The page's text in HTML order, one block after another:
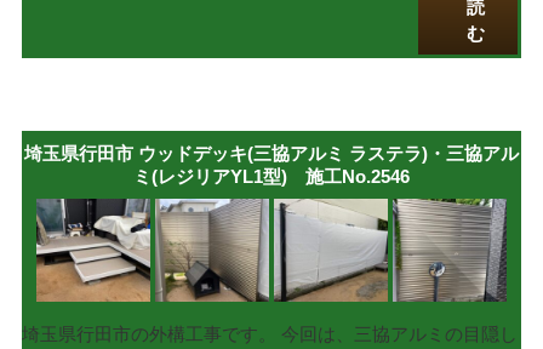
読
む
埼玉県行田市 ウッドデッキ(三協アルミ ラステラ)・三協アル
ミ(レジリアYL1型) 施工No.2546
埼玉県行田市の外構工事です。 今回は、三協アルミの目隠し